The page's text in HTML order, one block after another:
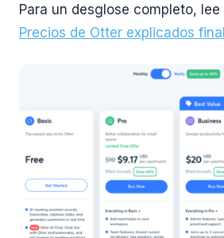
Para un desglose completo,
Precios de Otter explicados